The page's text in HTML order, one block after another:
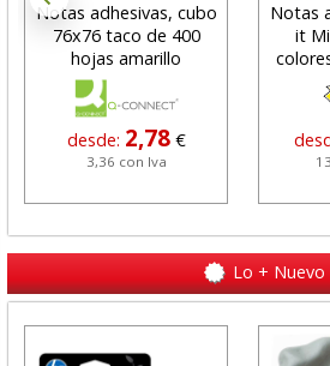
Notas adhesivas, cubo
76x76 taco de 400
hojas amarillo
desde: 2,78 €
3,36 con Iva
Notas
it
Lo + Nuevo